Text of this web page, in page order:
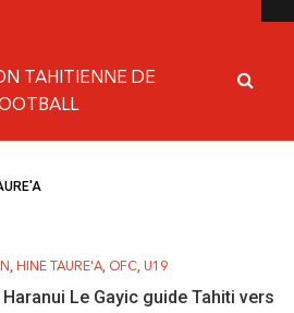
TAHITIENNE DE
, HINE TAURE'A, OFC, U19
Le Gayic guide Tahiti vers